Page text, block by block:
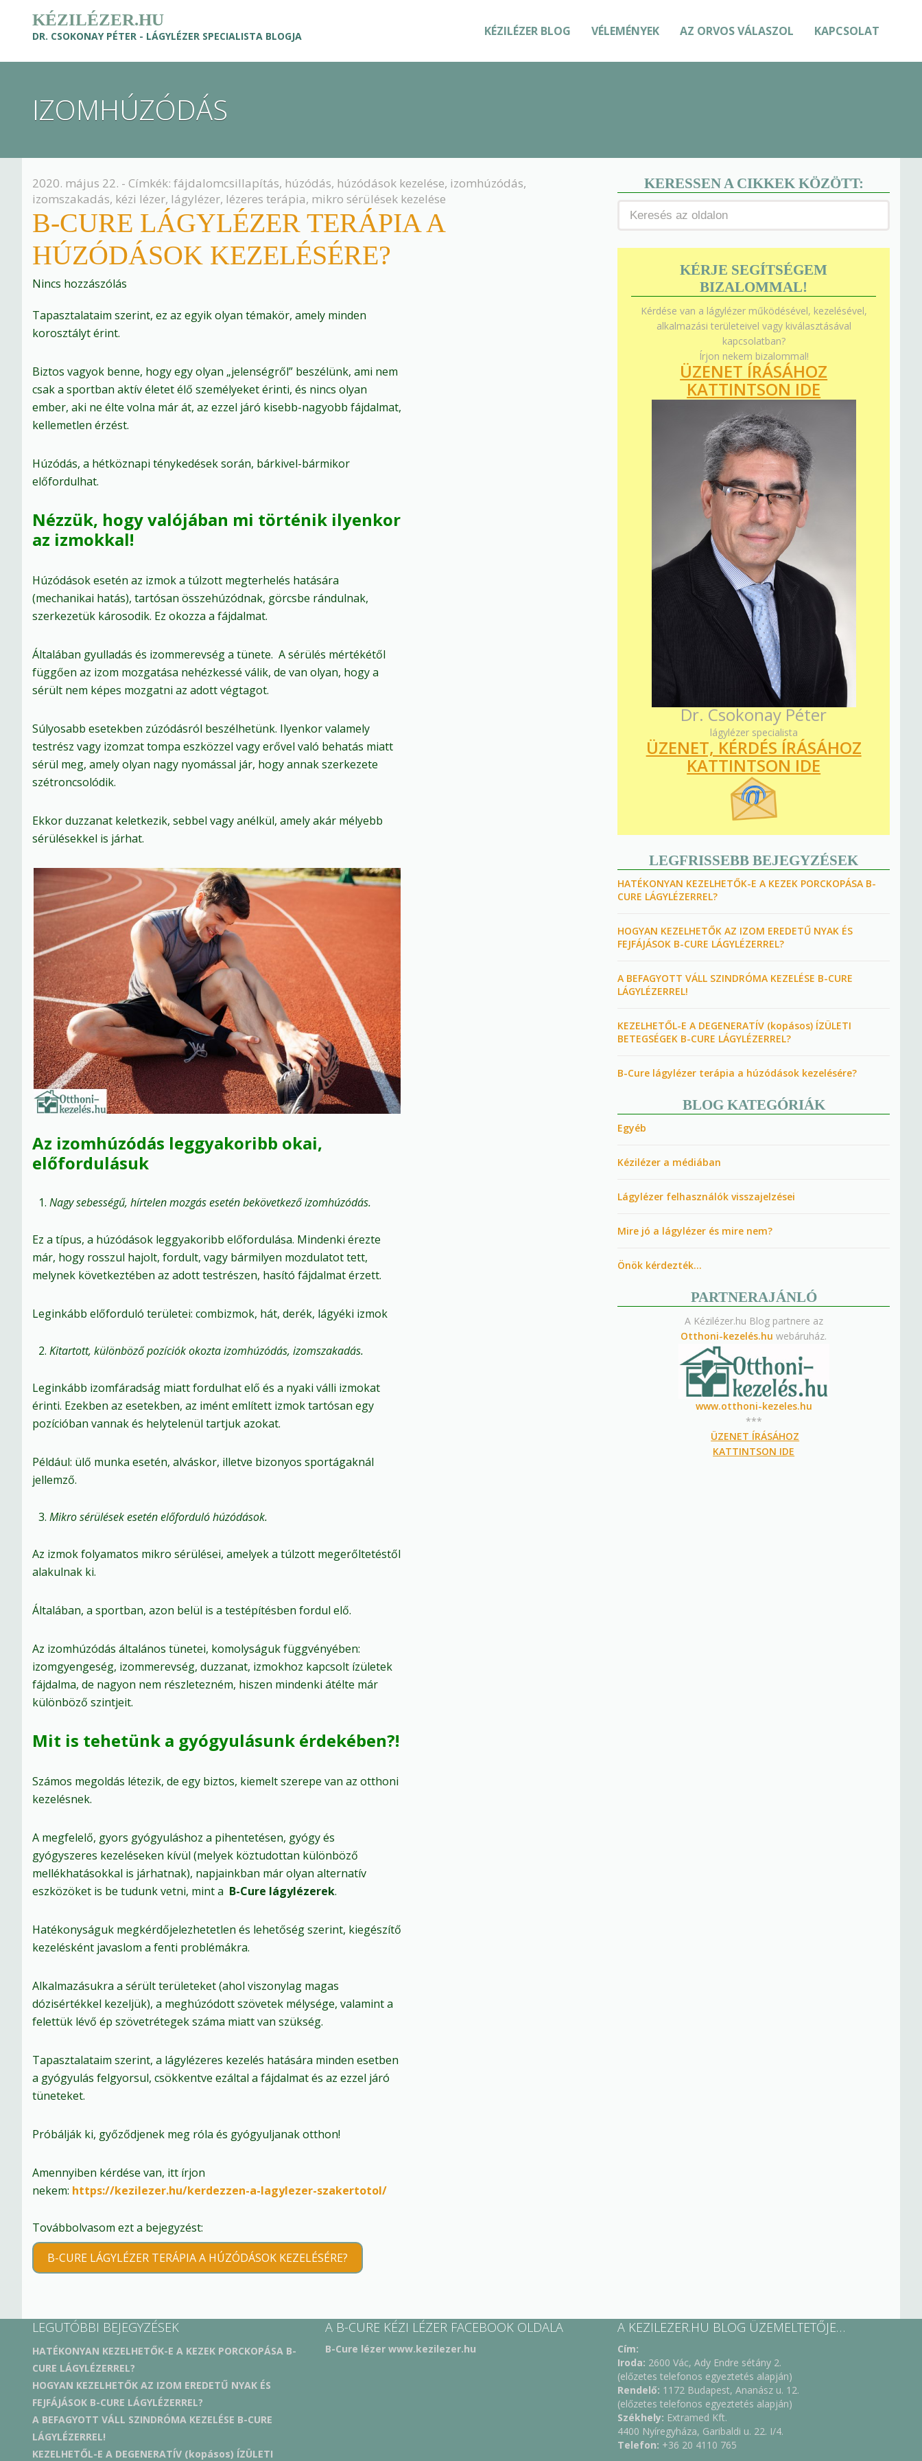
KÉZILÉZER.HU
DR. CSOKONAY PÉTER - LÁGYLÉZER SPECIALISTA BLOGJA KÉZILÉZER BLOG VÉLEMÉNYEK AZ ORVOS VÁLASZOL KAPCSOLAT
IZOMHÚZÓDÁS
2020. május 22. - Címkék: fájdalomcsillapítás, húzódás, húzódások kezelése, izomhúzódás,
izomszakadás, kézi lézer, lágylézer, lézeres terápia, mikro sérülések kezelése
B-CURE LÁGYLÉZER TERÁPIA A
HÚZÓDÁSOK KEZELÉSÉRE?
Nincs hozzászólás
Tapasztalataim szerint, ez az egyik olyan témakör, amely minden
korosztályt érint.
Biztos vagyok benne, hogy egy olyan „jelenségről” beszélünk, ami nem
csak a sportban aktív életet élő személyeket érinti, és nincs olyan
ember, aki ne élte volna már át, az ezzel járó kisebb-nagyobb fájdalmat,
kellemetlen érzést.
Húzódás, a hétköznapi ténykedések során, bárkivel-bármikor
előfordulhat.
Nézzük, hogy valójában mi történik ilyenkor
az izmokkal!
Húzódások esetén az izmok a túlzott megterhelés hatására
(mechanikai hatás), tartósan összehúzódnak, görcsbe rándulnak,
szerkezetük károsodik. Ez okozza a fájdalmat.
Általában gyulladás és izommerevség a tünete. A sérülés mértékétől
függően az izom mozgatása nehézkessé válik, de van olyan, hogy a
sérült nem képes mozgatni az adott végtagot.
Súlyosabb esetekben zúzódásról beszélhetünk. Ilyenkor valamely
testrész vagy izomzat tompa eszközzel vagy erővel való behatás miatt
sérül meg, amely olyan nagy nyomással jár, hogy annak szerkezete
szétroncsolódik.
Ekkor duzzanat keletkezik, sebbel vagy anélkül, amely akár mélyebb
sérülésekkel is járhat.
Az izomhúzódás leggyakoribb okai,
előfordulásuk
Nagy sebességű, hírtelen mozgás esetén bekövetkező izomhúzódás.
Ez a típus, a húzódások leggyakoribb előfordulása. Mindenki érezte
már, hogy rosszul hajolt, fordult, vagy bármilyen mozdulatot tett,
melynek következtében az adott testrészen, hasító fájdalmat érzett.
Leginkább előforduló területei: combizmok, hát, derék, lágyéki izmok
Kitartott, különböző pozíciók okozta izomhúzódás, izomszakadás.
Leginkább izomfáradság miatt fordulhat elő és a nyaki válli izmokat
érinti. Ezekben az esetekben, az imént említett izmok tartósan egy
pozícióban vannak és helytelenül tartjuk azokat.
Például: ülő munka esetén, alváskor, illetve bizonyos sportágaknál
jellemző.
Mikro sérülések esetén előforduló húzódások.
Az izmok folyamatos mikro sérülései, amelyek a túlzott megerőltetéstől
alakulnak ki.
Általában, a sportban, azon belül is a testépítésben fordul elő.
Az izomhúzódás általános tünetei, komolyságuk függvényében:
izomgyengeség, izommerevség, duzzanat, izmokhoz kapcsolt ízületek
fájdalma, de nagyon nem részletezném, hiszen mindenki átélte már
különböző szintjeit.
Mit is tehetünk a gyógyulásunk érdekében?!
Számos megoldás létezik, de egy biztos, kiemelt szerepe van az otthoni
kezelésnek.
A megfelelő, gyors gyógyuláshoz a pihentetésen, gyógy és
gyógyszeres kezeléseken kívül (melyek köztudottan különböző
mellékhatásokkal is járhatnak), napjainkban már olyan alternatív
eszközöket is be tudunk vetni, mint a B-Cure lágylézerek.
Hatékonyságuk megkérdőjelezhetetlen és lehetőség szerint, kiegészítő
kezelésként javaslom a fenti problémákra.
Alkalmazásukra a sérült területeket (ahol viszonylag magas
dózisértékkel kezeljük), a meghúzódott szövetek mélysége, valamint a
felettük lévő ép szövetrétegek száma miatt van szükség.
Tapasztalataim szerint, a lágylézeres kezelés hatására minden esetben
a gyógyulás felgyorsul, csökkentve ezáltal a fájdalmat és az ezzel járó
tüneteket.
Próbálják ki, győződjenek meg róla és gyógyuljanak otthon!
Amennyiben kérdése van, itt írjon
nekem: https://kezilezer.hu/kerdezzen-a-lagylezer-szakertotol/
Továbbolvasom ezt a bejegyzést:
B-CURE LÁGYLÉZER TERÁPIA A HÚZÓDÁSOK KEZELÉSÉRE?
KERESSEN A CIKKEK KÖZÖTT:
KÉRJE SEGÍTSÉGEM
BIZALOMMAL!
Kérdése van a lágylézer működésével, kezelésével,
alkalmazási területeivel vagy kiválasztásával
kapcsolatban?
Írjon nekem bizalommal!
ÜZENET ÍRÁSÁHOZ
KATTINTSON IDE
Dr. Csokonay Péter
lágylézer specialista
ÜZENET, KÉRDÉS ÍRÁSÁHOZ
KATTINTSON IDE
LEGFRISSEBB BEJEGYZÉSEK
HATÉKONYAN KEZELHETŐK-E A KEZEK PORCKOPÁSA B-
CURE LÁGYLÉZERREL?
HOGYAN KEZELHETŐK AZ IZOM EREDETŰ NYAK ÉS
FEJFÁJÁSOK B-CURE LÁGYLÉZERREL?
A BEFAGYOTT VÁLL SZINDRÓMA KEZELÉSE B-CURE
LÁGYLÉZERREL!
KEZELHETŐL-E A DEGENERATÍV (kopásos) ÍZÜLETI
BETEGSÉGEK B-CURE LÁGYLÉZERREL?
B-Cure lágylézer terápia a húzódások kezelésére?
BLOG KATEGÓRIÁK
Egyéb
Kézilézer a médiában
Lágylézer felhasználók visszajelzései
Mire jó a lágylézer és mire nem?
Önök kérdezték…
PARTNERAJÁNLÓ
A Kézilézer.hu Blog partnere az
Otthoni-kezelés.huwebáruház.
www.otthoni-kezeles.hu
***
ÜZENET ÍRÁSÁHOZ
KATTINTSON IDE
LEGUTÓBBI BEJEGYZÉSEK
HATÉKONYAN KEZELHETŐK-E A KEZEK PORCKOPÁSA B-
CURE LÁGYLÉZERREL?
HOGYAN KEZELHETŐK AZ IZOM EREDETŰ NYAK ÉS
FEJFÁJÁSOK B-CURE LÁGYLÉZERREL?
A BEFAGYOTT VÁLL SZINDRÓMA KEZELÉSE B-CURE
LÁGYLÉZERREL!
KEZELHETŐL-E A DEGENERATÍV (kopásos) ÍZÜLETI
A B-CURE KÉZI LÉZER FACEBOOK OLDALA
B-Cure lézer www.kezilezer.hu
A KEZILEZER.HU BLOG ÜZEMELTETŐJE…
Cím:
Iroda: 2600 Vác, Ady Endre sétány 2.
(előzetes telefonos egyeztetés alapján)
Rendelő: 1172 Budapest, Ananász u. 12.
(előzetes telefonos egyeztetés alapján)
Székhely: Extramed Kft.
4400 Nyíregyháza, Garibaldi u. 22. I/4.
Telefon: +36 20 4110 765